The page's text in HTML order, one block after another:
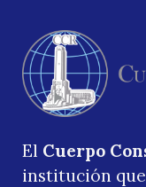
El Cuerpo
institución